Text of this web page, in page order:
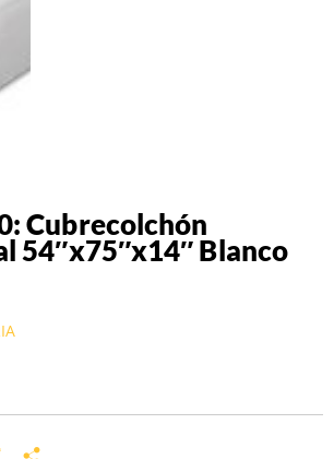
Cubrecolchón
54″x75″x14″ Blanco